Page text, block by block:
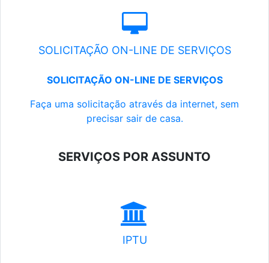
SOLICITAÇÃO ON-LINE DE SERVIÇOS
SOLICITAÇÃO ON-LINE DE SERVIÇOS
Faça uma solicitação através da internet, sem
precisar sair de casa.
SERVIÇOS POR ASSUNTO
IPTU